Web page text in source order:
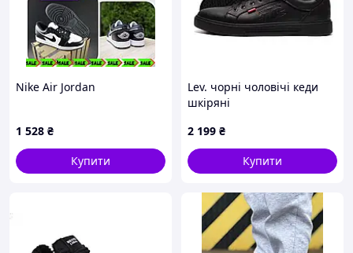
Nike Air Jordan
1 528 ₴
Купити
Lev. чорні чоловічі кеди
шкіряні
2 199 ₴
Купити